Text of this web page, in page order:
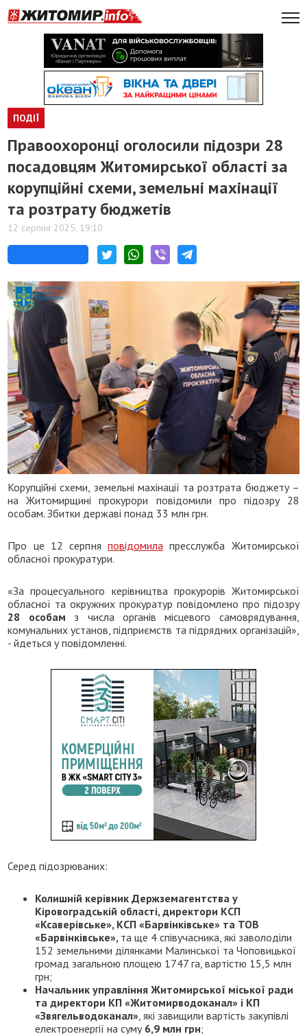
ПОДІЇ
Правоохоронці оголосили підозри 28
посадовцям Житомирської області за
корупційні схеми, земельні махінації
та розтрату бюджетів
12 серпня 2025, 19:10
Корупційні схеми, земельні махінації та розтрата бюджету –
на Житомирщині прокурори повідомили про підозру 28
особам. Збитки державі понад 33 млн грн.
Про це 12 серпня повідомила пресслужба Житомирської
обласної прокуратури.
«За процесуального керівництва прокурорів Житомирської
обласної та окружних прокуратур повідомлено про підозру
28 особам з числа органів місцевого самоврядування,
комунальних установ, підприємств та підрядних організацій»,
- йдеться у повідомленні.
Серед підозрюваних:
Колишній керівник Держземагентства у
Кіровоградській області, директори КСП
«Ксаверівське», КСП «Барвінківське» та ТОВ
«Барвінківське», та ще 4 співучасника, які заволоділи
152 земельними ділянками Малинської та Чоповицької
громад загальною площею 1747 га, вартістю 15,5 млн
грн;
Начальник управління Житомирської міської ради
та директори КП «Житомирводоканал» і КП
«Звягельводоканал» , які завищили вартість закупівлі
електроенергії на суму 6,9 млн грн;